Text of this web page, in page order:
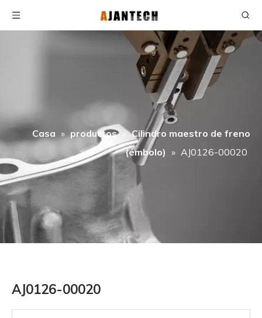
Casa » productos » Cilindro maestro de freno
(émbolo) » AJ0126-00020
AJ0126-00020